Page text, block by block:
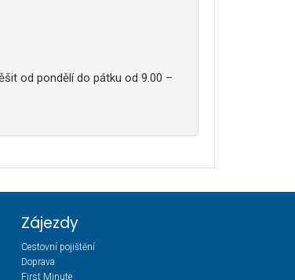
od pondělí do pátku od 9.00 –
Zájezdy
Cestovní pojištění
Doprava
First Minute